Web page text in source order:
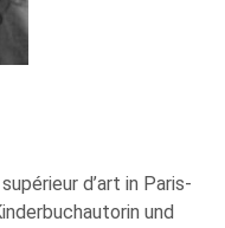
d’art in Paris-
und